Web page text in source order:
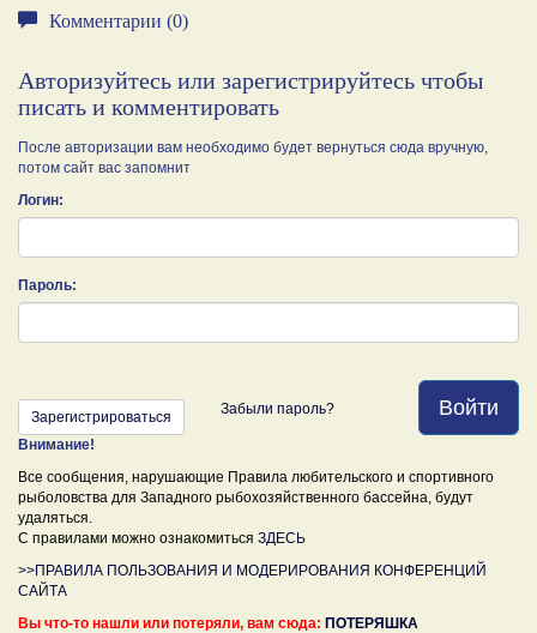
Комментарии (0)
Авторизуйтесь или зарегистрируйтесь чтобы
писать и комментировать
После авторизации вам необходимо будет вернуться сюда вручную,
потом сайт вас запомнит
Логин:
Пароль:
Войти
Зарегистрироваться Забыли пароль?
Внимание!
Все сообщения, нарушающие Правила любительского и спортивного
рыболовства для Западного рыбохозяйственного бассейна, будут
удаляться.
С правилами можно ознакомиться ЗДЕСЬ
>>ПРАВИЛА ПОЛЬЗОВАНИЯ И МОДЕРИРОВАНИЯ КОНФЕРЕНЦИЙ
САЙТА
Вы что-то нашли или потеряли, вам сюда: ПОТЕРЯШКА